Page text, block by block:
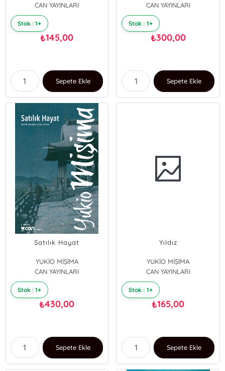
CAN YAYINLARI
Stok : 1+
₺145,00
Sepete Ekle
CAN YAYINLARI
Stok : 1+
₺300,00
Sepete Ekle
Satılık Hayat
YUKİO MİŞİMA
CAN YAYINLARI
Stok : 1+
₺430,00
Sepete Ekle
Yıldız
YUKİO MİŞİMA
CAN YAYINLARI
Stok : 1+
₺165,00
Sepete Ekle